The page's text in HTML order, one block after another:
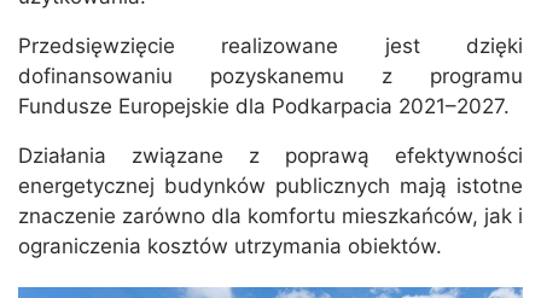
Przedsięwzięcie realizowane jest dzięki
dofinansowaniu pozyskanemu z programu
Fundusze Europejskie dla Podkarpacia 2021–2027.
Działania związane z poprawą efektywności
energetycznej budynków publicznych mają istotne
znaczenie zarówno dla komfortu mieszkańców, jak i
ograniczenia kosztów utrzymania obiektów.